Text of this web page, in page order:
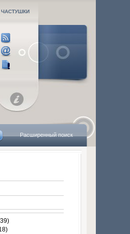
ЧАСТУШКИ
Расширенный поиск